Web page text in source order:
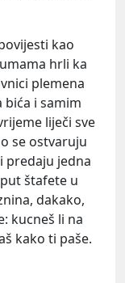
kao
hrli ka
plemena
i samim
liječi sve
se ostvaruju
predaju jedna
štafete u
dakako,
kucneš li na
kako ti paše.